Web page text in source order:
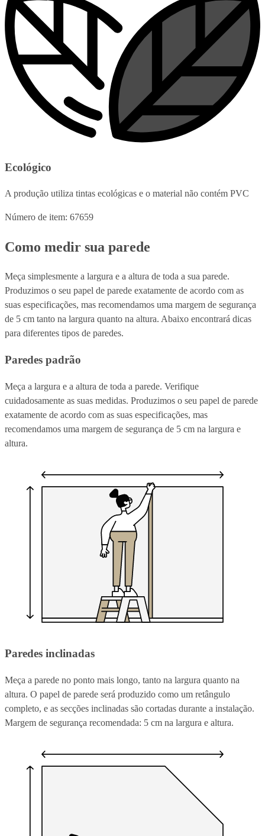
Ecológico
A produção utiliza tintas ecológicas e o material não contém PVC
Número de item: 67659
Como medir sua parede
Meça simplesmente a largura e a altura de toda a sua parede.
Produzimos o seu papel de parede exatamente de acordo com as
suas especificações, mas recomendamos uma margem de segurança
de 5 cm tanto na largura quanto na altura. Abaixo encontrará dicas
para diferentes tipos de paredes.
Paredes padrão
Meça a largura e a altura de toda a parede. Verifique
cuidadosamente as suas medidas. Produzimos o seu papel de parede
exatamente de acordo com as suas especificações, mas
recomendamos uma margem de segurança de 5 cm na largura e
altura.
Paredes inclinadas
Meça a parede no ponto mais longo, tanto na largura quanto na
altura. O papel de parede será produzido como um retângulo
completo, e as secções inclinadas são cortadas durante a instalação.
Margem de segurança recomendada: 5 cm na largura e altura.